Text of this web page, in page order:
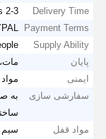
Delivery Time
2-3 Work days
Payment Terms
Supply Ability
پایان
ایمنی
سفارشی سازی
به
مواد قفل
سیم